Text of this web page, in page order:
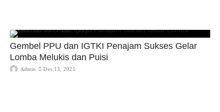
Gembel PPU dan IGTKI Penajam Sukses Gelar
Lomba Melukis dan Puisi
Admin Des 13, 2025